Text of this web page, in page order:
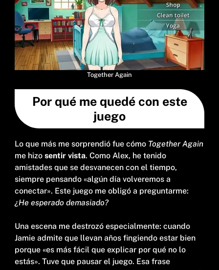
Together Again
Por qué me quedé con este
juego
Lo que más me sorprendió fue cómo Together Again
me hizo sentir vista. Como Alex, he tenido
amistades que se desvanecen con el tiempo,
siempre pensando «algún día volveremos a
conectar». Este juego me obligó a preguntarme:
¿He esperado demasiado?
Una escena me destrozó especialmente: cuando
Jamie admite que llevan años fingiendo estar bien
porque «es más fácil que explicar por qué no lo
estás». Tuve que pausar el juego. Esa frase